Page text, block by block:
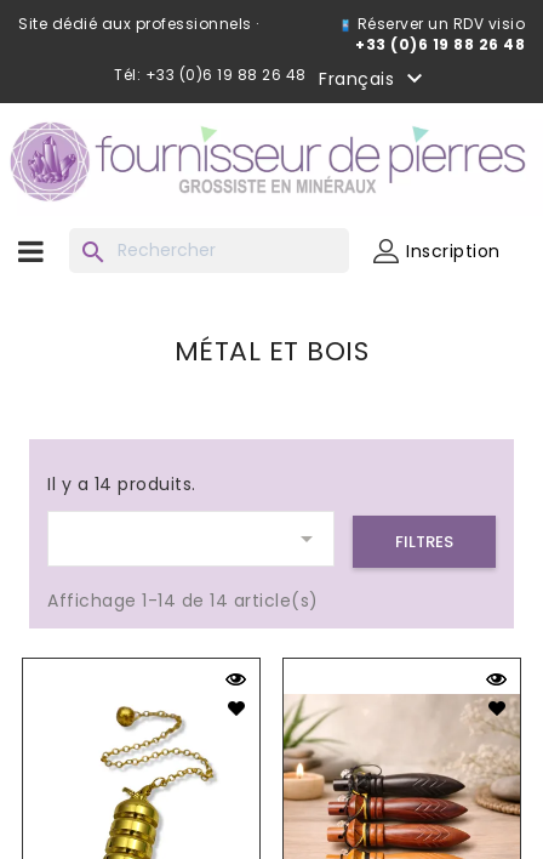
Site dédié aux professionnels ·
Réserver un RDV visio
+33 (0)6 19 88 26 48
Tél: +33 (0)6 19 88 26 48
Français 
search Inscription
MÉTAL ET BOIS
Il y a 14 produits.
 FILTRES
Affichage 1-14 de 14 article(s)